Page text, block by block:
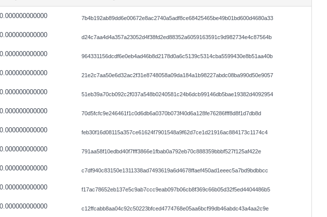
0.000000000000 7b4b192ab89dd6e00672e8ac2740a5adf8ce68425465be49b01bd600d4680a33
0.000000000000 d24c7aa4d4a357a23052d4f38fd2ed88352a6059163591c9d982734e4c87564b
0.000000000000 964331156dcdf6e0eb4ad46b8d2178d0a6c5139c5314cba5599430e8b51aa40b
0.000000000000 21e2c7aa50e6d32ac2f31e8748058a09da184a1b98227abdc08ba990d50e9057
0.000000000000 51eb39a70cb092c2f037a548b0240581c24b6dcb99146db5bae19382d4092954
0.000000000000 70d5fcfc9e246461f1c0d6db6a0370b073f40d6a128fe76286fff8d8f1d7db8d
0.000000000000 feb30f16d08115a357ce61624f7901548a9f62d7ce1d21916ac884173c1174c4
0.000000000000 791aa58f10edbd40f7fff3866e1fbab0a792eb70c888359bbbf527f125af422e
0.000000000000 c7df940c83150e1311338ad7493619a6d4678ffaef450ad1eeec5a7bd9bdbbcc
0.000000000000 f17ac78652eb137e5c9ab7ccc9eab097b06cb8f369c66b05d32f5ed4404486b5
0.000000000000 c12ffcabb8aa04c92c50223bfced4774768e05aa6bcf99db46abdc43a4aa2c9e